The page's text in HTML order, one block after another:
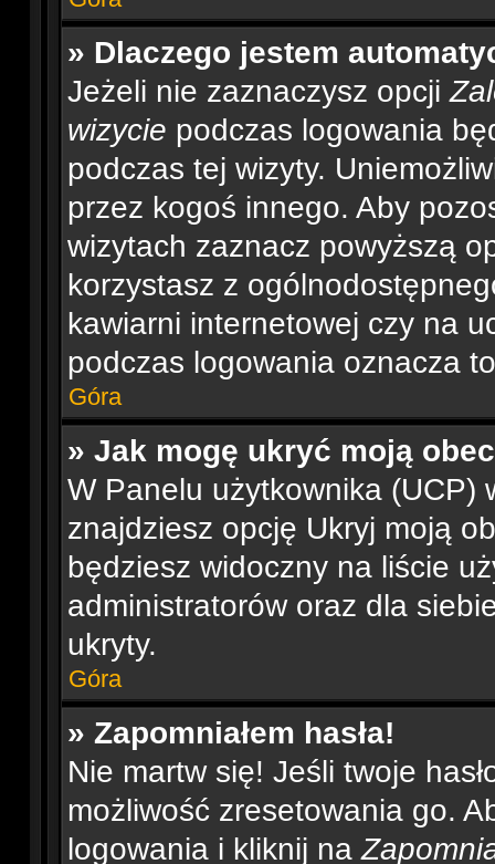
» Dlaczego jestem
Jeżeli nie zaznaczysz opcji
wizycie podczas logowania
podczas tej wizyty.
przez kogoś innego. Aby
wizytach zaznacz powyższą
korzystasz z
kawiarni internetowej czy na
podczas logowania oznacza
Góra
» Jak mogę ukryć moją
W Panelu użytkownika (UCP)
znajdziesz opcję Ukryj moją
będziesz widoczny na liście
administratorów oraz dla
ukryty.
Góra
» Zapomniałem hasła!
Nie martw się! Jeśli twoje
możliwość zresetowania go.
logowania i kliknij na